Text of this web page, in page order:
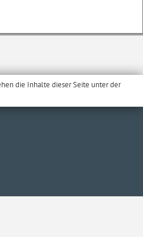
die Inhalte dieser Seite unter der